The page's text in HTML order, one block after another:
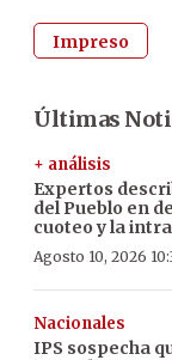
Impreso
Últimas
+ análisis
Expertos
del Pueblo en
cuoteo y la
Agosto 10, 2026
Nacionales
IPS sospecha